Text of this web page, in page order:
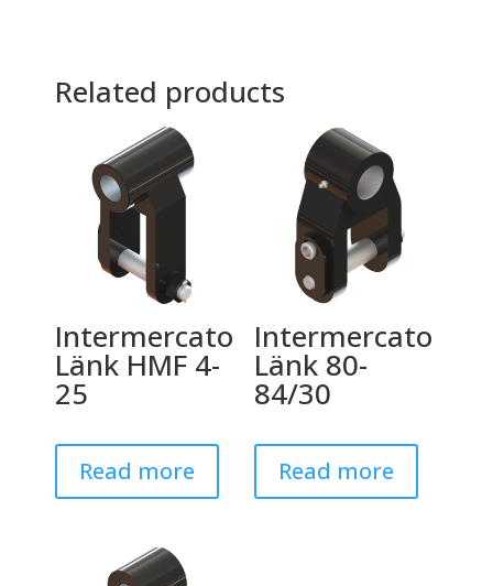
Related products
Intermercato
Länk HMF 4-
25
Read more
Intermercato
Länk 80-
84/30
Read more